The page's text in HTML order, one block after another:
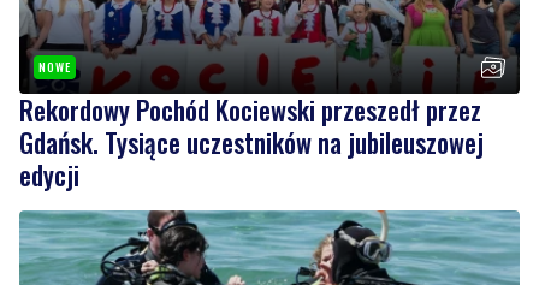
Rekordowy Pochód Kociewski przeszedł przez
Gdańsk. Tysiące uczestników na jubileuszowej
edycji